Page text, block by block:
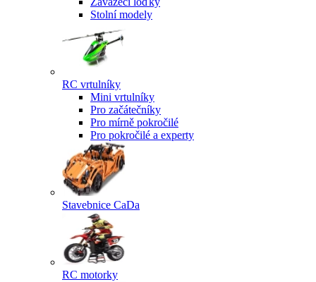
Stolní modely
RC vrtulníky
Mini vrtulníky
Pro začátečníky
Pro mírně pokročilé
Pro pokročilé a experty
Stavebnice CaDa
RC motorky